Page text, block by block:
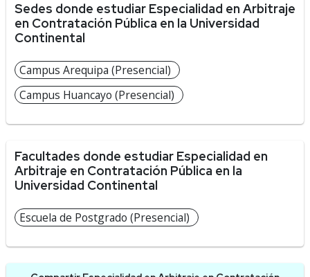
Sedes donde estudiar Especialidad en Arbitraje
en Contratación Pública en la Universidad
Continental
Campus Arequipa (Presencial)
Campus Huancayo (Presencial)
Facultades donde estudiar Especialidad en
Arbitraje en Contratación Pública en la
Universidad Continental
Escuela de Postgrado (Presencial)